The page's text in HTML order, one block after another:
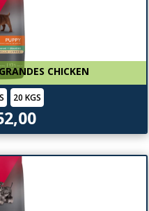
CHICKEN
20 KGS